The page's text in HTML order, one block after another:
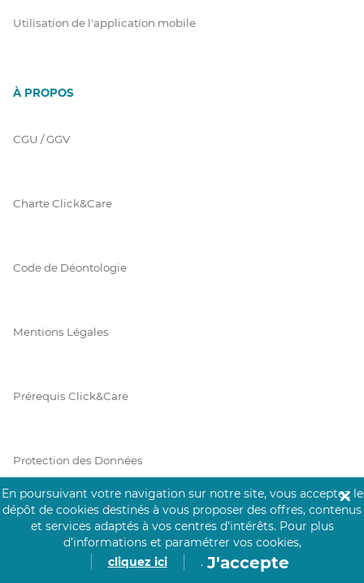
Utilisation de l'application mobile
À PROPOS
CGU / GGV
Charte Click&Care
Code de Déontologie
Mentions Légales
Prérequis Click&Care
Protection des Données
Vie Privée
En poursuivant votre navigation sur notre site, vous acceptez le
dépôt de cookies destinés à vous proposer des offres, contenus
et services adaptés à vos centres d’intérêts. Pour plus
d’informations et paramétrer vos cookies,
cliquez ici
. J'accepte
✕